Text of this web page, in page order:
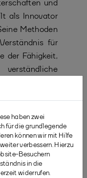
und
als Innovator
Methoden
für
der Fähigkeit,
Badminton
Update”
in
nicht
richten wir
haben zwei
für die grundlegende
können wir mit Hilfe
verbessern. Hierzu
Besuchern
in die
widerrufen.